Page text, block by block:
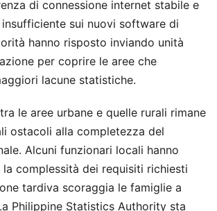
di connessione internet stabile e
sui nuovi software di
hanno risposto inviando unità
per coprire le aree che
lacune statistiche.
le aree urbane e quelle rurali rimane
ostacoli alla completezza del
Alcuni funzionari locali hanno
complessità dei requisiti richiesti
tardiva scoraggia le famiglie a
Philippine Statistics Authority sta